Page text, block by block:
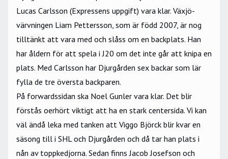
Lucas Carlsson (Expressens uppgift) vara klar. Växjö-
värvningen Liam Pettersson, som är född 2007, är nog
tilltänkt att vara med och slåss om en backplats. Han
har åldern för att spela i J20 om det inte går att knipa en
plats. Med Carlsson har Djurgården sex backar som lär
fylla de tre översta backparen.
På forwardssidan ska Noel Gunler vara klar. Det blir
förstås oerhört viktigt att ha en stark centersida. Vi kan
väl ändå leka med tanken att Viggo Björck blir kvar en
säsong till i SHL och Djurgården och då tar han plats i
nån av toppkedjorna. Sedan finns Jacob Josefson och